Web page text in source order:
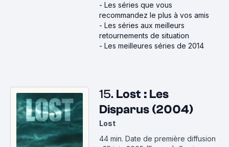
- Les séries que vous
recommandez le plus à vos amis
- Les séries aux meilleurs
retournements de situation
- Les meilleures séries de 2014
15. Lost : Les
Disparus (2004)
Lost
44 min. Date de première diffusion